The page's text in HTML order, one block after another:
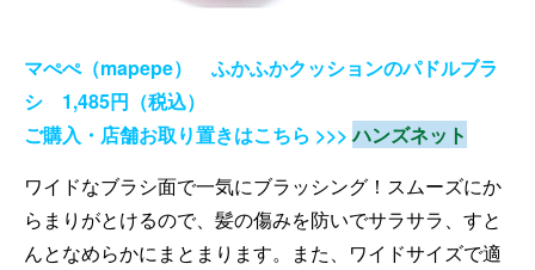
マぺぺ（mapepe） ふかふかクッションのパドルブラ
シ 1,485円（税込）
ご購入・店舗お取り置きはこちら >>>ハンズネット
ワイドなブラシ面で一気にブラッシング！スムーズにか
らまりがとけるので、髪の傷みを防いでサラサラ、すと
んとなめらかにまとまります。また、ワイドサイズで適